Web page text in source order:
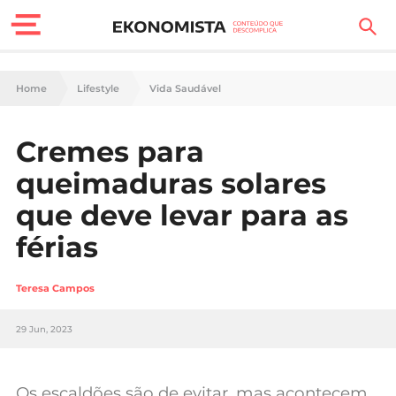
Finanças Pessoais
Carreira
Casa
Lifestyle
Sociedade
Tecnologia
Negócios
Home Lifestyle Vida Saudável
Cremes para
queimaduras solares
que deve levar para as
férias
Teresa Campos
29 Jun, 2023